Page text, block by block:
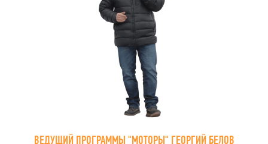
ВЕДУЩИЙ ПРОГРАММЫ "МОТОРЫ" ГЕОРГИЙ БЕЛОВ